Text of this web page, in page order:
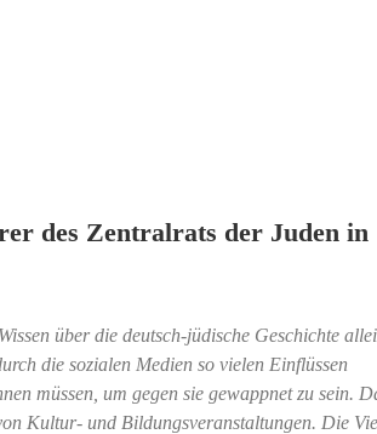
des Zentralrats der Juden in
über die deutsch-jüdische Geschichte
die sozialen Medien so vielen Einflüssen
müssen, um gegen sie gewappnet zu sein.
Kultur- und Bildungsveranstaltungen. Die